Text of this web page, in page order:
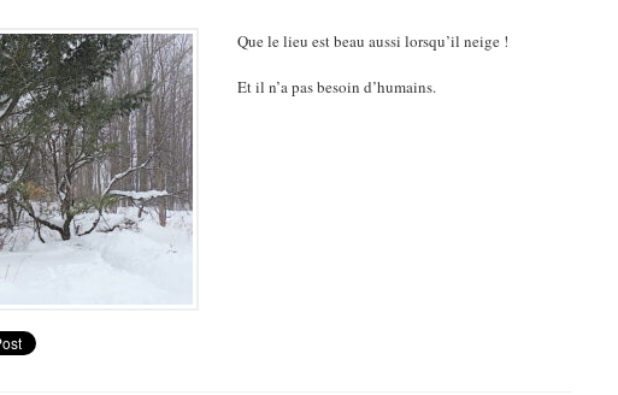
Que le lieu est beau aussi lorsqu’il neige !
Et il n’a pas besoin d’humains.